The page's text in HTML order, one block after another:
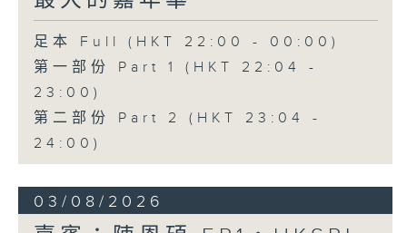
足本 Full (HKT 22:00 - 00:00)
第一部份 Part 1 (HKT 22:04 -
23:00)
第二部份 Part 2 (HKT 23:04 -
24:00)
03/08/2026